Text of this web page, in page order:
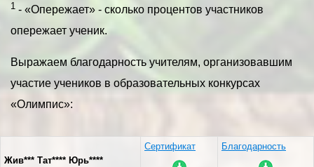
1 - «Опережает» - сколько процентов участников
опережает ученик.
Выражаем благодарность учителям, организовавшим
участие учеников в образовательных конкурсах
«Олимпис»:
Жив*** Тат**** Юрь****
Сертификат Благодарность